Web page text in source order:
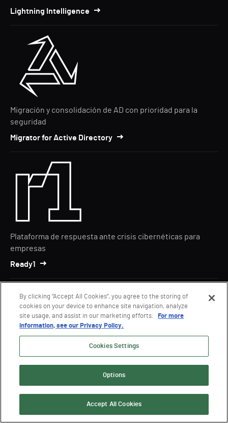
Lightning Intelligence
Migración y consolidación de AD con prioridad para la
seguridad
Migrator for Active Directory
Plataforma de respuesta ante crisis cibernéticas para
empresas
Ready1
Evaluación de seguridad de AD híbrido
By clicking “Accept All Cookies”, you agree to the storing of
cookies on your device to enhance site navigation, analyze
site usage, and assist in our marketing efforts.
For more
information, see our Privacy Policy.
Cookies Settings
Options
Accept All Cookies